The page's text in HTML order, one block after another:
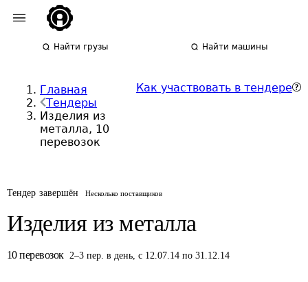
Найти грузы Найти машины
Главная
Тендеры
Изделия из
металла, 10
перевозок
Как участвовать в тендере
Тендер завершён Несколько поставщиков
Изделия из металла
10 перевозок 2–3 пер. в день, с 12.07.14 по 31.12.14